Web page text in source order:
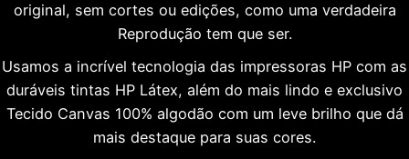
original, sem cortes ou edições, como uma verdadeira
Reprodução tem que ser.
Usamos a incrível tecnologia das impressoras HP com as
duráveis tintas HP Látex, além do mais lindo e exclusivo
Tecido Canvas 100% algodão com um leve brilho que dá
mais destaque para suas cores.